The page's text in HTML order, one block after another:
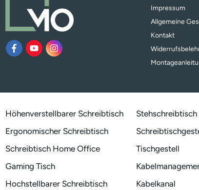
Impressum
Allgemeine
Kontakt
Höhenverstellbarer Schreibtisch
Ergonomischer Schreibtisch
Schreibtisch Home Office
Gaming Tisch
Hochstellbarer Schreibtisch
Stehschreibtisch
Tischgestell
Kabelkanal